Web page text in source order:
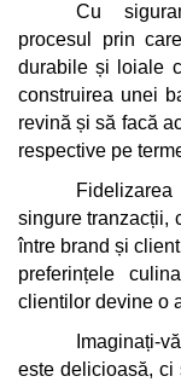
Cu
procesul prin
durabile și loiale
construirea unei
revină și să facă
respective pe
singure tranzacții,
între brand și
preferințele
clientilor devine o
Imaginați-
este delicioasă, ci